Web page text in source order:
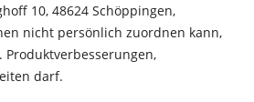
Pflanzabstand:
Pflanztiefe:
10, 48624 Schöppingen,
nicht persönlich zuordnen kann,
Produktverbesserungen,
darf.